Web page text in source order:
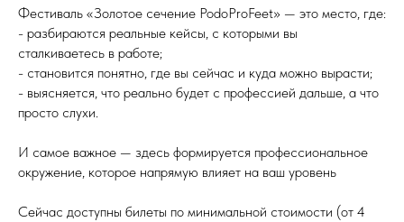
Фестиваль «Золотое сечение PodoProFeet» — это место, где:
- разбираются реальные кейсы, с которыми вы
сталкиваетесь в работе;
- становится понятно, где вы сейчас и куда можно вырасти;
- выясняется, что реально будет с профессией дальше, а что
просто слухи.
И самое важное — здесь формируется профессиональное
окружение, которое напрямую влияет на ваш уровень
Сейчас доступны билеты по минимальной стоимости (от 4